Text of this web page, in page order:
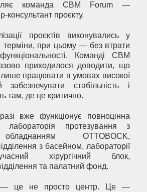
команда CBM Forum —
консультант проєкту.
проєктів виконувались у
терміни, при цьому — без втрати
Команді CBM
приходилося доводити, що
працювати в умовах високої
стабільність і
там, де це критично.
вже функціонує повноцінна
лабораторія протезування з
OTTOBOCK,
з басейном, лабораторії
хірургічний блок,
та палатний фонд.
— це не просто центр. Це —